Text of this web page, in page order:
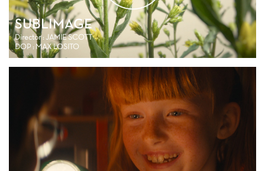
SUBLIMAGE
Director : JAMIE SCOTT
DOP : MAX LOSITO